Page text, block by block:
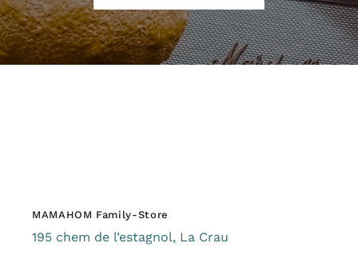
MAMAHOM Family-Store
195 chem de l’estagnol, La Crau